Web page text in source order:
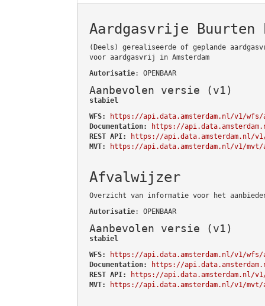
Aardgasvrije
(Deels) gerealiseerde of geplande
voor aardgasvrij in Amsterdam
Autorisatie: OPENBAAR
Aanbevolen versie (v1)
stabiel
WFS:
https://api.data.amsterdam.nl/v1/wfs/
Documentation:
https://
REST API:
https://api.data.amsterdam.nl/
MVT:
https://api.data.amsterdam.nl/v1/mvt/
Afvalwijzer
Overzicht van informatie voor het
Autorisatie: OPENBAAR
Aanbevolen versie (v1)
stabiel
WFS:
https://api.data.amsterdam.nl/v1/
Documentation:
https://
REST API:
https://api.data.amsterdam.nl/
MVT:
https://api.data.amsterdam.nl/v1/